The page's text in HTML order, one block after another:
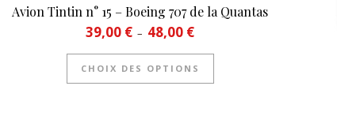
Avion Tintin n° 15 – Boeing 707 de la Quantas
39,00 € – 48,00 €Plage de prix : 39,00 € à 48,00 €
CHOIX DES OPTIONS
Ce produit a